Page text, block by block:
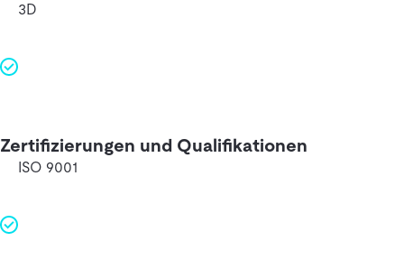
3D
Zertifizierungen und Qualifikationen
ISO 9001